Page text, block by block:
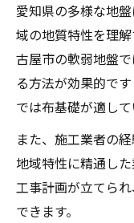
愛知県の多様な地
域の地質特性を理
古屋市の軟弱地盤
る方法が効果的で
では布基礎が適して
また、施工業者の
地域特性に精通し
工事計画が立てら
できます。